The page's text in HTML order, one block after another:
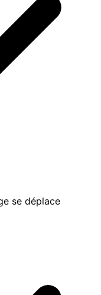
se déplace